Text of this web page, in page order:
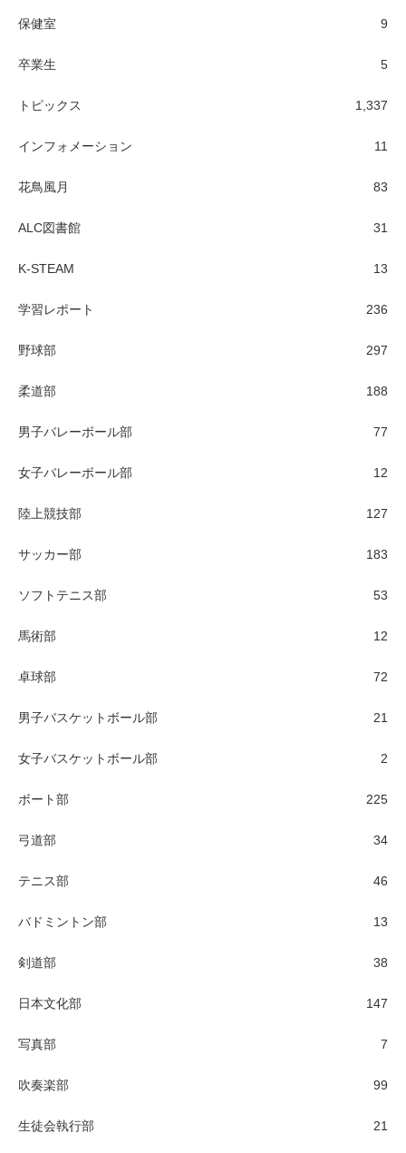
保健室 9
卒業生 5
トピックス 1,337
インフォメーション 11
花鳥風月 83
ALC図書館 31
K-STEAM 13
学習レポート 236
野球部 297
柔道部 188
男子バレーボール部 77
女子バレーボール部 12
陸上競技部 127
サッカー部 183
ソフトテニス部 53
馬術部 12
卓球部 72
男子バスケットボール部 21
女子バスケットボール部 2
ボート部 225
弓道部 34
テニス部 46
バドミントン部 13
剣道部 38
日本文化部 147
写真部 7
吹奏楽部 99
生徒会執行部 21